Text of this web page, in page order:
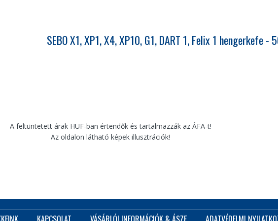
SEBO X1, XP1, X4, XP10, G1, DART 1, Felix 1 hengerkefe -
A feltüntetett árak HUF-ban értendők és tartalmazzák az ÁFA-t!
Az oldalon látható képek illusztrációk!